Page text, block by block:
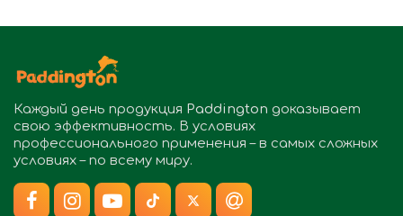
Каждый день продукция Paddington доказывает
свою эффективность. В условиях
профессионального применения – в самых сложных
условиях – по всему миру.